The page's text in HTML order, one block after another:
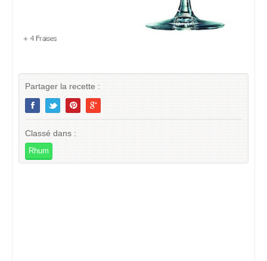
Partager la recette :
Classé dans :
Rhum